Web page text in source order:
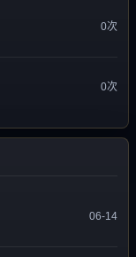
0次
0次
06-14